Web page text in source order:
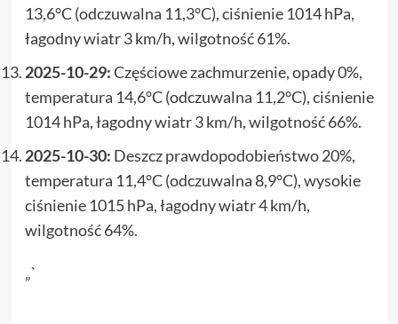
13,6°C (odczuwalna 11,3°C), ciśnienie 1014 hPa,
łagodny wiatr 3 km/h, wilgotność 61%.
2025-10-29:Częściowe zachmurzenie, opady 0%,
temperatura 14,6°C (odczuwalna 11,2°C), ciśnienie
1014 hPa, łagodny wiatr 3 km/h, wilgotność 66%.
2025-10-30: Deszcz prawdopodobieństwo 20%,
temperatura 11,4°C (odczuwalna 8,9°C), wysokie
ciśnienie 1015 hPa, łagodny wiatr 4 km/h,
wilgotność 64%.
„`